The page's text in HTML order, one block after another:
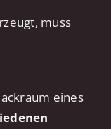
muss
eines